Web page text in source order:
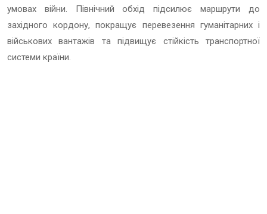
умовах війни. Північний обхід підсилює маршрути до
західного кордону, покращує перевезення гуманітарних і
військових вантажів та підвищує стійкість транспортної
системи країни.